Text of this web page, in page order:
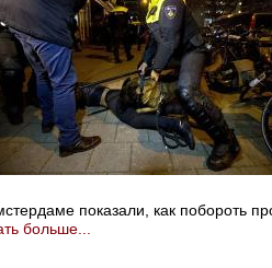
показали, как побороть
больше...